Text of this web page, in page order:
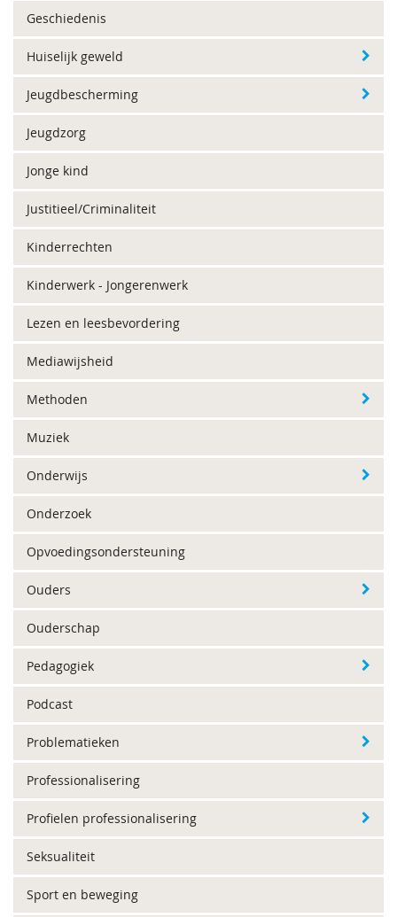
Geschiedenis
Huiselijk geweld
Jeugdbescherming
Jeugdzorg
Jonge kind
Justitieel/Criminaliteit
Kinderrechten
Kinderwerk - Jongerenwerk
Lezen en leesbevordering
Mediawijsheid
Methoden
Muziek
Onderwijs
Onderzoek
Opvoedingsondersteuning
Ouders
Ouderschap
Pedagogiek
Podcast
Problematieken
Professionalisering
Profielen professionalisering
Seksualiteit
Sport en beweging